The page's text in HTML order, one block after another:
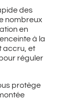
des
nombreux
en
à la
accru, et
réguler
protège